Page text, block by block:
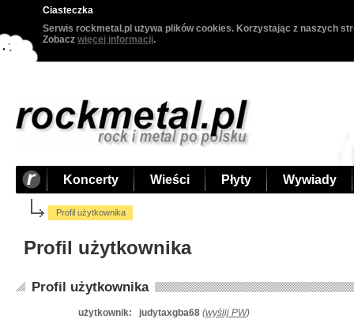
Ciasteczka
Serwis rockmetal.pl używa plików cookies. Korzystając z naszych
Zobacz więcej informacji.
Koncerty Wieści Płyty Wywiady
Profil użytkownika
Profil użytkownika
Profil użytkownika
użytkownik: judytaxgba68 (wyślij PW)